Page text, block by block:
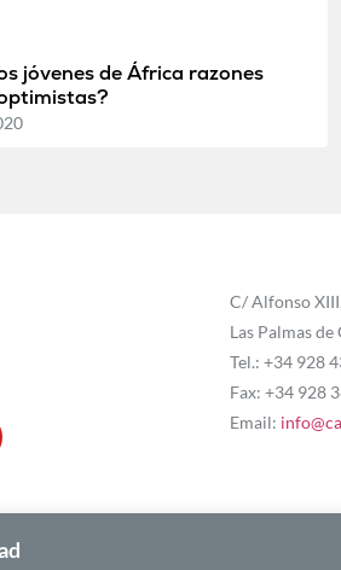
jóvenes de África razones
C/ Alfonso
Las Palmas
Tel.: +34 928
Fax: +34 928
Email: